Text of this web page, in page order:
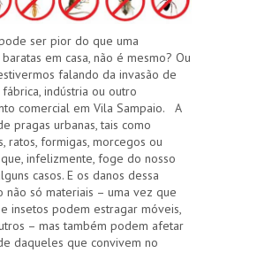
ser pior do que uma
em casa, não é mesmo? Ou
falando da invasão de
indústria ou outro
comercial em Vila Sampaio. A
pragas urbanas, tais como
ratos, formigas, morcegos ou
infelizmente, foge do nosso
casos. E os danos dessa
não só materiais – uma vez que
insetos podem estragar móveis,
– mas também podem afetar
daqueles que convivem no